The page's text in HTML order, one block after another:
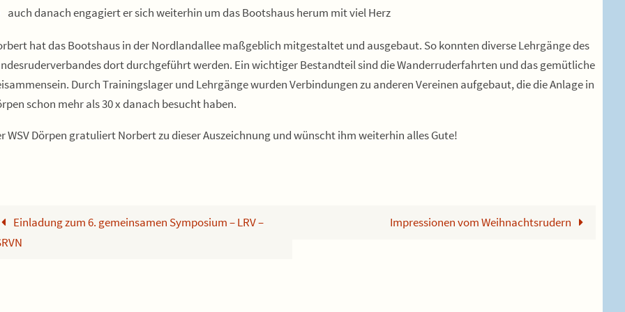
auch danach engagiert er sich weiterhin um das Bootshaus herum mit viel Herz
hat das Bootshaus in der Nordlandallee maßgeblich mitgestaltet und ausgebaut. So konnten diverse Lehrgänge des
dort durchgeführt werden. Ein wichtiger Bestandteil sind die Wanderruderfahrten und das gemütliche
Durch Trainingslager und Lehrgänge wurden Verbindungen zu anderen Vereinen aufgebaut, die die Anlage in
schon mehr als 30 x danach besucht haben.
WSV Dörpen gratuliert Norbert zu dieser Auszeichnung und wünscht ihm weiterhin alles Gute!
Einladung zum 6. gemeinsamen Symposium – LRV –
Impressionen vom Weihnachtsrudern